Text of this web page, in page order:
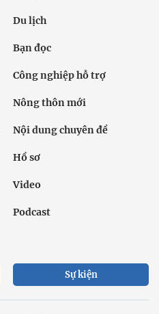
Du lịch
Bạn đọc
Công nghiệp hỗ trợ
Nông thôn mới
Nội dung chuyên đề
Hồ sơ
Video
Podcast
Sự kiện